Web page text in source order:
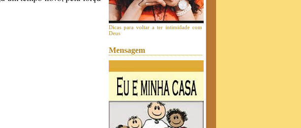
Dicas para voltar a ter intimidade com
Deus
Mensagem